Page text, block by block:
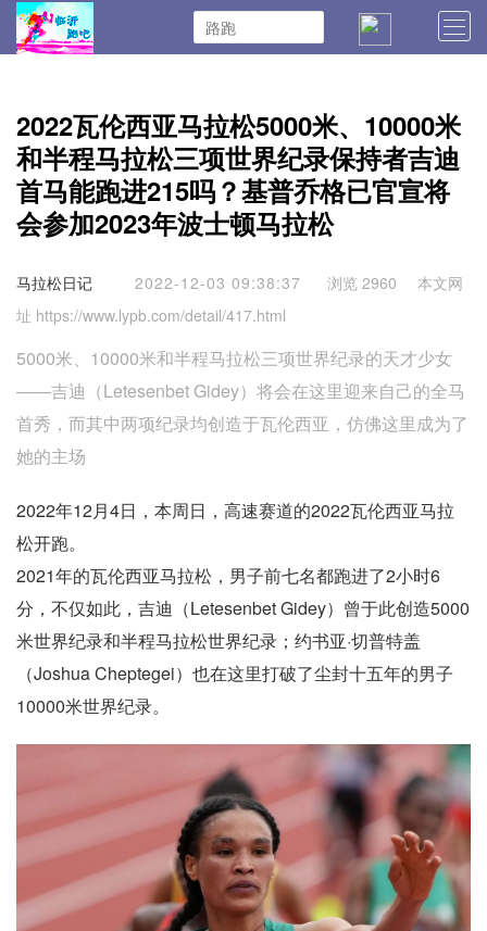
马拉松报名 马拉松日记 马拉松日历
马拉松总结 伤病恢复
2022瓦伦西亚马拉松5000米、10000米
和半程马拉松三项世界纪录保持者吉迪
首马能跑进215吗？基普乔格已官宣将
会参加2023年波士顿马拉松
马拉松日记 2022-12-03 09:38:37 浏览 2960
本文网
址 https://www.lypb.com/detail/417.html
5000米、10000米和半程马拉松三项世界纪录的天才少女
——吉迪（Letesenbet Gidey）将会在这里迎来自己的全马
首秀，而其中两项纪录均创造于瓦伦西亚，仿佛这里成为了
她的主场
2022年12月4日，本周日，高速赛道的2022瓦伦西亚马拉
松开跑。
2021年的瓦伦西亚马拉松，男子前七名都跑进了2小时6
分，不仅如此，吉迪（Letesenbet Gidey）曾于此创造5000
米世界纪录和半程马拉松世界纪录；约书亚·切普特盖
（Joshua Cheptegei）也在这里打破了尘封十五年的男子
10000米世界纪录。